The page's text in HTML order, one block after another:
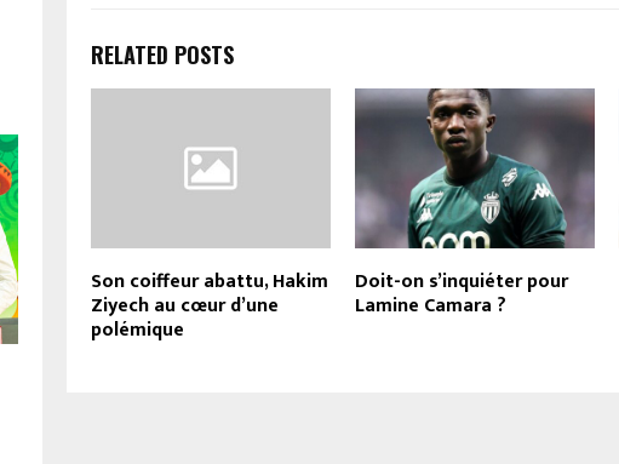
RELATED POSTS
Son coiffeur abattu, Hakim
Ziyech au cœur d’une
polémique
Doit-on s’inquiéter pour
Lamine Camara ?